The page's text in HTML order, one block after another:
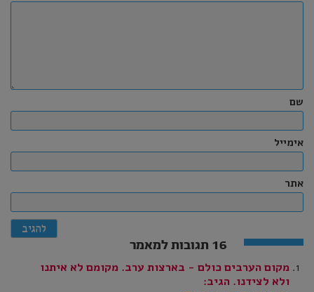
שם
אימייל
אתר
מקום הערבים כולם - בארצות ערב. מקומם לא איתנו
ולא לצידנו. הגיב: